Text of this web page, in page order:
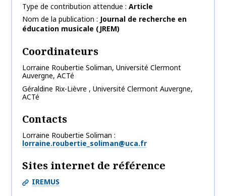
Type de contribution attendue
Article
Nom de la publication
Journal de recherche en
éducation musicale (JREM)
Coordinateurs
Lorraine Roubertie Soliman, Université Clermont
Auvergne, ACTé
Géraldine Rix-Lièvre , Université Clermont Auvergne,
ACTé
Contacts
Lorraine Roubertie Soliman
lorraine.roubertie_soliman@uca.fr
Sites internet de référence
IREMUS